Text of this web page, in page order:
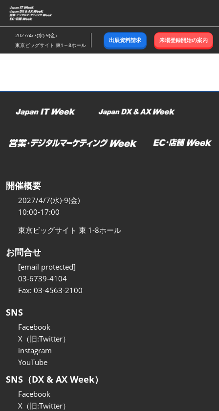
ス
キ
ッ
し
む
2027/4/7(水)-9(金)
東京ビッグサイト 東1～8ホール
出展資料請求 来場登録開始の案内
開催概要
2027/4/7(水)-9(金)
10:00-17:00
東京ビッグサイト 東 1-8ホール
お問合せ
[email protected]
03-6739-4104
Fax: 03-4563-2100
SNS
Facebook
X（旧:Twitter）
instagram
YouTube
SNS（DX & AX Week）
Facebook
X（旧:Twitter）